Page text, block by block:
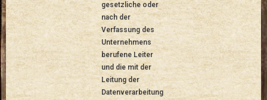
gesetzliche oder
nach der
Verfassung des
Unternehmens
berufene Leiter
und die mit der
Leitung der
Datenverarbeitung